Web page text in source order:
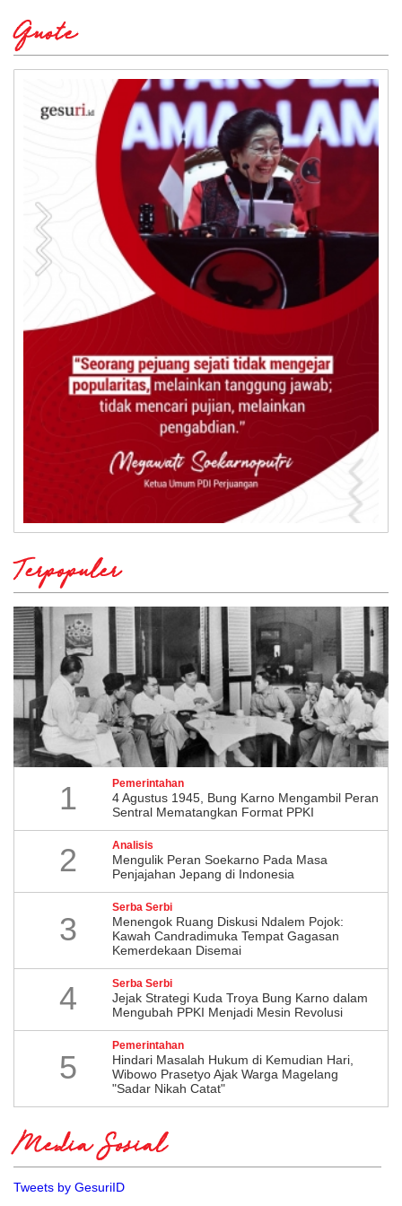
Quote
Terpopuler
1 Pemerintahan
4 Agustus 1945, Bung Karno Mengambil Peran
Sentral Mematangkan Format PPKI
2 Analisis
Mengulik Peran Soekarno Pada Masa
Penjajahan Jepang di Indonesia
3
Serba Serbi
Menengok Ruang Diskusi Ndalem Pojok:
Kawah Candradimuka Tempat Gagasan
Kemerdekaan Disemai
4 Serba Serbi
Jejak Strategi Kuda Troya Bung Karno dalam
Mengubah PPKI Menjadi Mesin Revolusi
5
Pemerintahan
Hindari Masalah Hukum di Kemudian Hari,
Wibowo Prasetyo Ajak Warga Magelang
"Sadar Nikah Catat"
Media Sosial
Tweets by GesuriID